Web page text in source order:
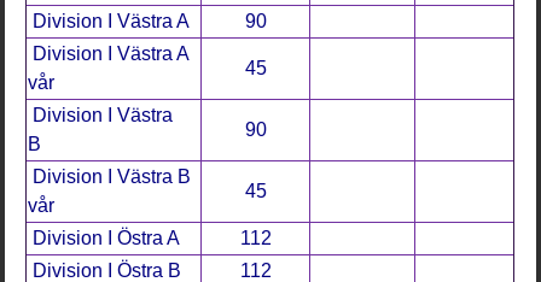
Division I Västra A
90
Division I Västra A
vår
45
Division I Västra
B
90
Division I Västra B
vår
45
Division I Östra A
112
Division I Östra B
112